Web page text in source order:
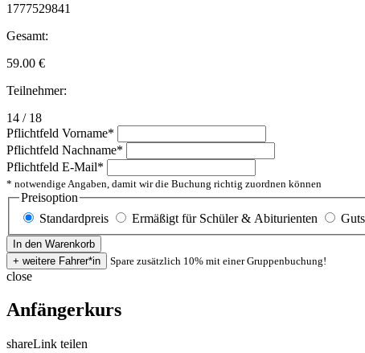
1777529841
Gesamt:
59.00 €
Teilnehmer:
14 / 18
Pflichtfeld Vorname*
Pflichtfeld Nachname*
Pflichtfeld E-Mail*
* notwendige Angaben, damit wir die Buchung richtig zuordnen können
Preisoption
Standardpreis
Ermäßigt für Schüler & Abiturienten
Spare zusätzlich 10% mit einer Gruppenbuchung!
close
Anfängerkurs
shareLink teilen